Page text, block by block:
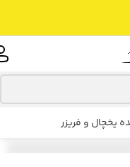
یخچال و فریزر